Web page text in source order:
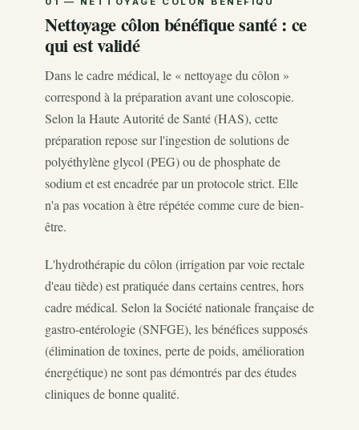
Nettoyage côlon bénéfique santé : ce
qui est validé
Dans le cadre médical, le « nettoyage du côlon »
correspond à la préparation avant une coloscopie.
Selon la Haute Autorité de Santé (HAS), cette
préparation repose sur l'ingestion de solutions de
polyéthylène glycol (PEG) ou de phosphate de
sodium et est encadrée par un protocole strict. Elle
n'a pas vocation à être répétée comme cure de bien-
être.
L'hydrothérapie du côlon (irrigation par voie rectale
d'eau tiède) est pratiquée dans certains centres, hors
cadre médical. Selon la Société nationale française de
gastro-entérologie (SNFGE), les bénéfices supposés
(élimination de toxines, perte de poids, amélioration
énergétique) ne sont pas démontrés par des études
cliniques de bonne qualité.